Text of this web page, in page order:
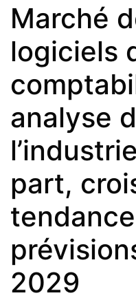
Marché
logiciels
analyse
part,
2029